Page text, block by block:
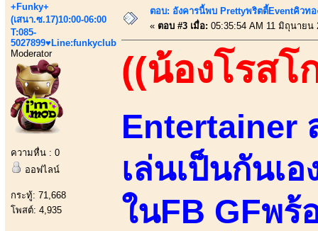
+Funky+
(เสนา.ซ.17)10:00-06:00
T:085-
5027899♥Line:funkyclub
Moderator
ความหื่น : 0
ออฟไลน์
กระทู้: 71,668
โพสต์: 4,935
ตอบ: อังคารนี้พบ Prettyพริตตี้Eventคิวท
« ตอบ #3 เมื่อ: 05:35:54 AM 11 มิถุนายน
((น้องโรสโ
Entertainer
เล่นเป็นกันเ
ในFB GFพร้